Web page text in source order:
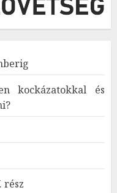
kockázatokkal és
rész